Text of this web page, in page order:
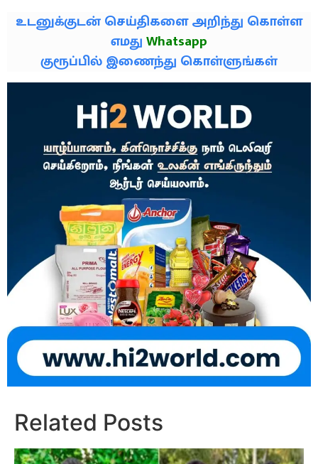
உடனுக்குடன் செய்திகளை அறிந்து கொள்ள
எமதுWhatsapp
குரூப்பில் இணைந்து கொள்ளுங்கள்
Related Posts